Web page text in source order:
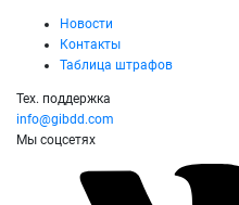
Новости
Контакты
Таблица штрафов
Тех. поддержка
info@gibdd.com
Мы соцсетях